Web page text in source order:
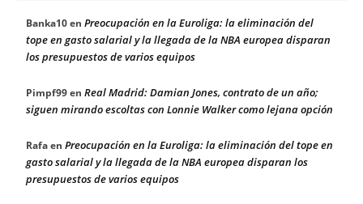
Banka10en Preocupación en la Euroliga: la eliminación del
tope en gasto salarial y la llegada de la NBA europea disparan
los presupuestos de varios equipos
Pimpf99en Real Madrid: Damian Jones, contrato de un año;
siguen mirando escoltas con Lonnie Walker como lejana opción
Rafaen Preocupación en la Euroliga: la eliminación del tope en
gasto salarial y la llegada de la NBA europea disparan los
presupuestos de varios equipos